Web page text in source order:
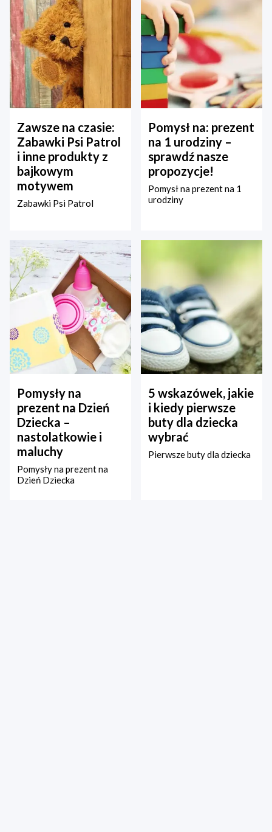
Zawsze na czasie:
Zabawki Psi Patrol
i inne produkty z
bajkowym
motywem
Zabawki Psi Patrol
Pomysł na: prezent
na 1 urodziny –
sprawdź nasze
propozycje!
Pomysł na prezent na 1
urodziny
Pomysły na
prezent na Dzień
Dziecka –
nastolatkowie i
maluchy
Pomysły na prezent na
Dzień Dziecka
5 wskazówek, jakie
i kiedy pierwsze
buty dla dziecka
wybrać
Pierwsze buty dla dziecka